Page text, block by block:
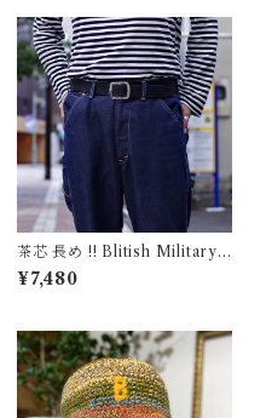
茶芯 長め !! Blitish Military
UK Leather Belt Black / イ
ギリス軍 レザー ベルト 96〜1
¥7,480